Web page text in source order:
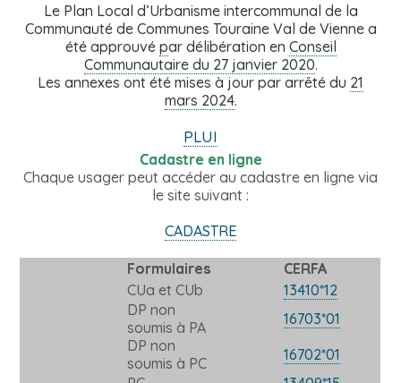
Le Plan Local d’Urbanisme intercommunal de la
Communauté de Communes Touraine Val de Vienne a
été approuvé par délibération en Conseil
Communautaire du 27 janvier 2020.
Les annexes ont été mises à jour par arrêté du 21
mars 2024.
PLUI
Cadastre en ligne
Chaque usager peut accéder au cadastre en ligne via
le site suivant :
CADASTRE
Formulaires
CERFA
CUa et CUb
13410*12
DP non
soumis à PA
16703*01
DP non
soumis à PC
16702*01